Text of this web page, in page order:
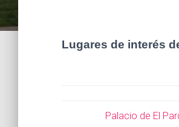
Lugares de interés
Palacio de El